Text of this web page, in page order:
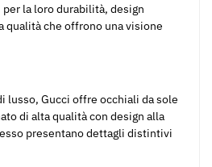
la loro durabilità, design
qualità che offrono una visione
di alta qualità con design alla
presentano dettagli distintivi